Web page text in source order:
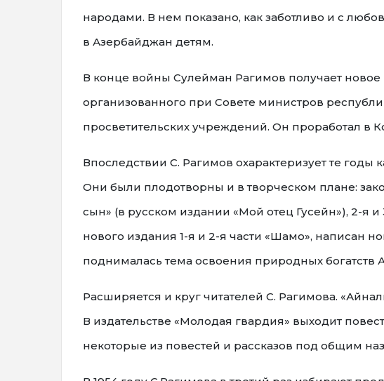
народами. В нем показано, как заботливо и с
в Азербайджан детям.
В конце войны Сулейман Рагимов получает новое
организованного при Совете министров
просветительских учреждений. Он проработал в
Впоследствии С. Рагимов охарактеризует те
Они были плодотворны и в творческом плане:
сын» (в русском издании «Мой отец Гусейн»), 2-я
нового издания 1-я и 2-я части «Шамо», написан
поднималась тема освоения природных богатств
Расширяется и круг читателей С. Рагимова.
В издательстве «Молодая гвардия» выходит
некоторые из повестей и рассказов под общим